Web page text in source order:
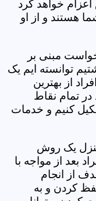
اعزام خواهد کرد
هستند و از او
مبنی بر
توانسته ایم یک
از بهترین
در تمام نقاط
کنیم و خدمات
منزل یک روش
بعد از مواجه با
از انجام
کردن و به